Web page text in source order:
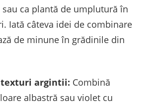
ca plantă de umplutură în
Iată câteva idei de combinare
de minune în grădinile din
argintii: Combină
albastră sau violet cu